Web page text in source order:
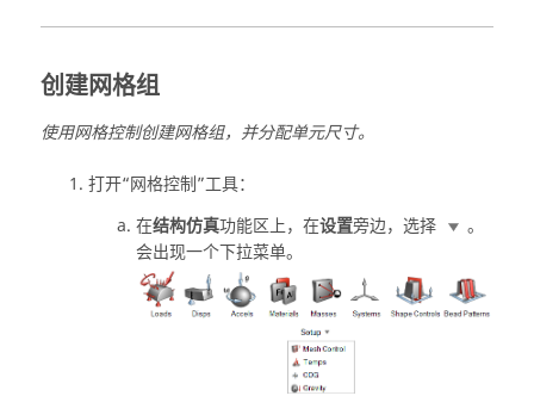
创建网格组
使用网格控制创建网格组，并分配单元尺寸。
打开“网格控制”工具：
在结构仿真功能区上，在设置旁边，选择
。
会出现一个下拉菜单。